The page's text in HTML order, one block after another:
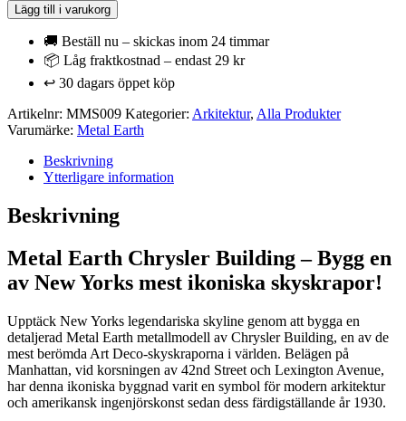
Earth
-
Chrysler
Building
Skyskrapa
Lägg till i varukorg
🚚 Beställ nu – skickas inom 24 timmar
📦 Låg fraktkostnad – endast 29 kr
↩️ 30 dagars öppet köp
Artikelnr: MMS009 Kategorier: Arkitektur, Alla Produkter
Varumärke: Metal Earth
Beskrivning
Ytterligare information
Beskrivning
Metal Earth Chrysler Building – Bygg en
av New Yorks mest ikoniska skyskrapor!
Upptäck New Yorks legendariska skyline genom att bygga en
detaljerad Metal Earth metallmodell av Chrysler Building, en av de
mest berömda Art Deco-skyskraporna i världen. Belägen på
Manhattan, vid korsningen av 42nd Street och Lexington Avenue,
har denna ikoniska byggnad varit en symbol för modern arkitektur
och amerikansk ingenjörskonst sedan dess färdigställande år 1930.